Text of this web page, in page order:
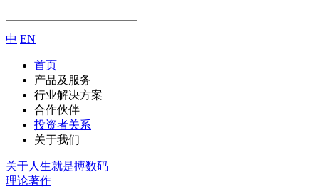
中 EN
首页
产品及服务
行业解决方案
合作伙伴
投资者关系
关于我们
关于人生就是搏数码
理论著作